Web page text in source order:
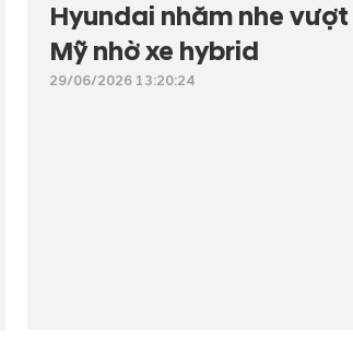
Hyundai nhăm nhe
Mỹ nhờ xe hybrid
29/06/2026 13:20:24